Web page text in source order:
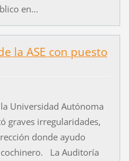
en...
la ASE con puesto
Universidad Autónoma
graves irregularidades,
donde ayudo
La Auditoría